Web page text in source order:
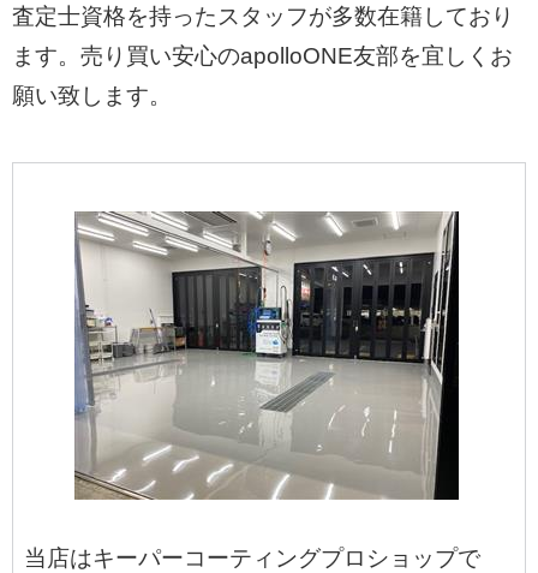
査定士資格を持ったスタッフが多数在籍しており
ます。売り買い安心のapolloONE友部を宜しくお
願い致します。
当店はキーパーコーティングプロショップで